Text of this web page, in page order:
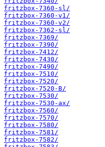
fritzbox-7360-sl/
fritzbox-7360-v1/
fritzbox-7360-v2/
fritzbox-7362-sl/
fritzbox-7369/
fritzbox-7390/
fritzbox-7412/
fritzbox-7430/
fritzbox-7490/
fritzbox-7510/
fritzbox-7520/
fritzbox-7520-B/
fritzbox-7530/
fritzbox-7530-ax/
fritzbox-7560/
fritzbox-7570/
fritzbox-7580/
fritzbox-7581/
fritzbox-7582/